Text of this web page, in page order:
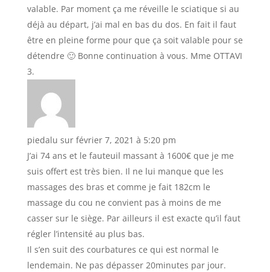
valable. Par moment ça me réveille le sciatique si au
déjà au départ, j’ai mal en bas du dos. En fait il faut
être en pleine forme pour que ça soit valable pour se
détendre 🙂 Bonne continuation à vous. Mme OTTAVI
piedalu sur février 7, 2021 à 5:20 pm
J’ai 74 ans et le fauteuil massant à 1600€ que je me
suis offert est très bien. Il ne lui manque que les
massages des bras et comme je fait 182cm le
massage du cou ne convient pas à moins de me
casser sur le siège. Par ailleurs il est exacte qu’il faut
régler l’intensité au plus bas.
Il s’en suit des courbatures ce qui est normal le
lendemain. Ne pas dépasser 20minutes par jour.